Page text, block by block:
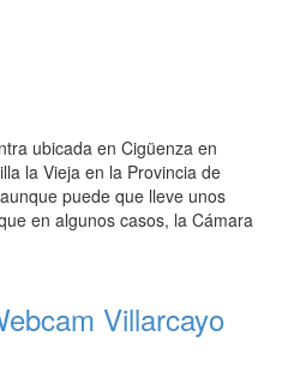
ubicada en Cigüenza en
la Vieja en la Provincia de
puede que lleve unos
en algunos casos, la Cámara
Villarcayo